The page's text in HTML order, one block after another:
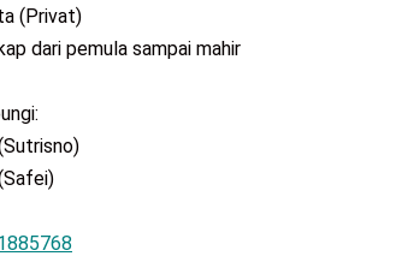
(Privat)
dari pemula sampai mahir